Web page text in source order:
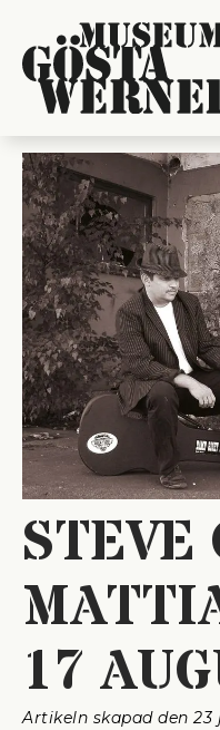
STEVE
17
Artikeln skapad den 23